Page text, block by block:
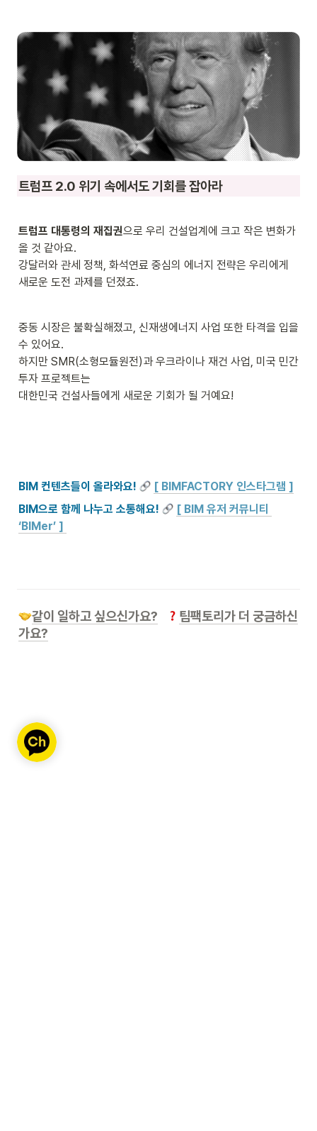
트럼프 2.0 위기 속에서도 기회를 잡아라
트럼프 대통령의 재집권으로 우리 건설업계에 크고 작은 변화가
올 것 같아요.
강달러와 관세 정책, 화석연료 중심의 에너지 전략은 우리에게
새로운 도전 과제를 던졌죠.
중동 시장은 불확실해졌고, 신재생에너지 사업 또한 타격을 입을
수 있어요.
하지만 SMR(소형모듈원전)과 우크라이나 재건 사업, 미국 민간
투자 프로젝트는
대한민국 건설사들에게 새로운 기회가 될 거예요!
BIM 컨텐츠들이 올라와요!
[ BIMFACTORY 인스타그램 ]
BIM으로 함께 나누고 소통해요!
[ BIM 유저 커뮤니티
‘BIMer’ ]
같이 일하고 싶으신가요?
팀팩토리가 더 궁금하신
가요?